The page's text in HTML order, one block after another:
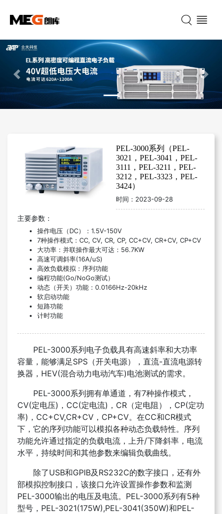
Previous Next
PEL-3000系列（PEL-
3021，PEL-3041，PEL-
3111，PEL-3211，PEL-
3212，PEL-3323，PEL-
3424）
时间： 2023-09-28
主要参数：
操作电压（DC）：1.5V-150V
7种操作模式：CC, CV, CR, CP, CC+CV, CR+CV, CP+CV
大功率：并联操作最大可达：56.7KW
高速可调斜率(16A/uS)
高效负载模拟：序列功能
编程功能(Go/NoGo测试）
动态（开关）功能：0.0166Hz-20kHz
软启动功能
短路功能
计时功能
PEL-3000系列电子负载具有高速斜率和大功率
容量，能够满足SPS（开关电源），直流-直流电源转
换器，HEV(混合动力电动汽车)电池测试的需求。
PEL-3000系列拥有单通道，有7种操作模式，
CV(定电压)，CC(定电流)，CR（定电阻），CP(定功
率)，CC+CV,CR+CV，CP+CV。在CC和CR模式
下，它的序列功能可以模拟各种动态负载特性。序列
功能允许通过指定的负载电流，上升/下降斜率，电流
水平，持续时间和其他参数来编辑负载曲线。
除了USB和GPIB及RS232C的数字接口，还有外
部模拟控制接口，该接口允许设置操作参数和监测
PEL-3000输出的电压及电流。PEL-3000系列有5种
型号，PEL-3021(175W),PEL-3041(350W)和PEL-